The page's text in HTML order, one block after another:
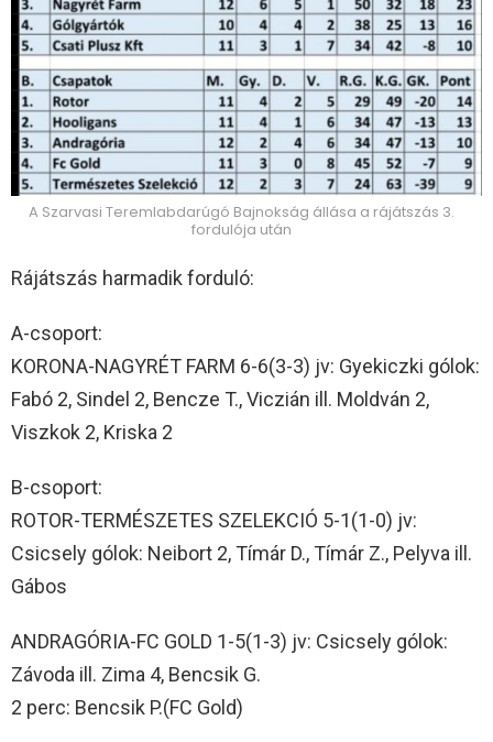
A Szarvasi Teremlabdarúgó Bajnokság állása a rájátszás 3.
fordulója után
Rájátszás harmadik forduló:
A-csoport:
KORONA-NAGYRÉT FARM 6-6(3-3) jv: Gyekiczki gólok:
Fabó 2, Sindel 2, Bencze T., Viczián ill. Moldván 2,
Viszkok 2, Kriska 2
B-csoport:
ROTOR-TERMÉSZETES SZELEKCIÓ 5-1(1-0) jv:
Csicsely gólok: Neibort 2, Tímár D., Tímár Z., Pelyva ill.
Gábos
ANDRAGÓRIA-FC GOLD 1-5(1-3) jv: Csicsely gólok:
Závoda ill. Zima 4, Bencsik G.
2 perc: Bencsik P.(FC Gold)